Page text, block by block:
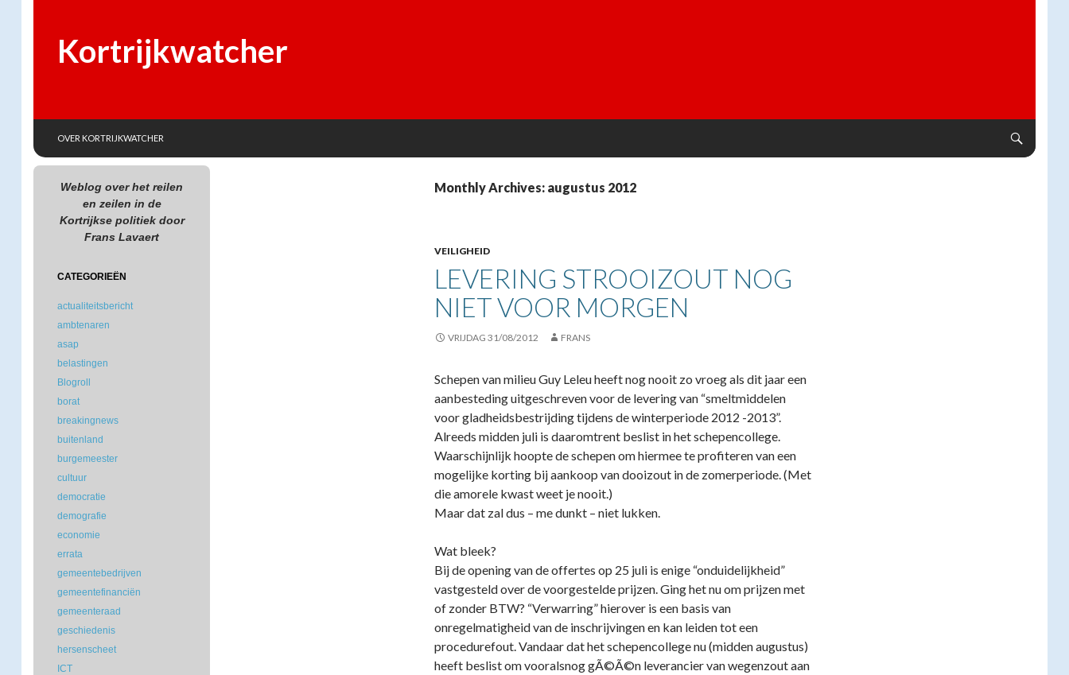
Kortrijkwatcher
OVER KORTRIJKWATCHER
Monthly Archives: augustus 2012
VEILIGHEID
LEVERING STROOIZOUT NOG
NIET VOOR MORGEN
VRIJDAG 31/08/2012 FRANS
Schepen van milieu Guy Leleu heeft nog nooit zo vroeg als dit jaar een
aanbesteding uitgeschreven voor de levering van “smeltmiddelen
voor gladheidsbestrijding tijdens de winterperiode 2012 -2013”.
Alreeds midden juli is daaromtrent beslist in het schepencollege.
Waarschijnlijk hoopte de schepen om hiermee te profiteren van een
mogelijke korting bij aankoop van dooizout in de zomerperiode. (Met
die amorele kwast weet je nooit.)
Maar dat zal dus – me dunkt – niet lukken.
Wat bleek?
Bij de opening van de offertes op 25 juli is enige “onduidelijkheid”
vastgesteld over de voorgestelde prijzen. Ging het nu om prijzen met
of zonder BTW? “Verwarring” hierover is een basis van
onregelmatigheid van de inschrijvingen en kan leiden tot een
procedurefout. Vandaar dat het schepencollege nu (midden augustus)
heeft beslist om vooralsnog gÃ©Ã©n leverancier van wegenzout aan
Weblog over het reilen
en zeilen in de
Kortrijkse politiek door
Frans Lavaert
CATEGORIEËN
actualiteitsbericht
ambtenaren
asap
belastingen
Blogroll
borat
breakingnews
buitenland
burgemeester
cultuur
democratie
demografie
economie
errata
gemeentebedrijven
gemeentefinanciën
gemeenteraad
geschiedenis
hersenscheet
ICT